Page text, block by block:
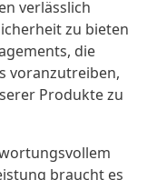
verlässlich
zu bieten
die
voranzutreiben,
Produkte zu
braucht es